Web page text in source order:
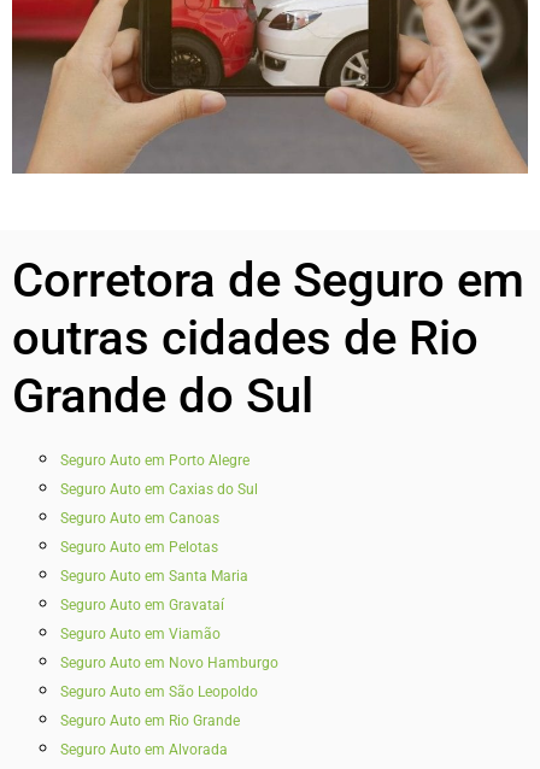
Corretora de Seguro em
outras cidades de Rio
Grande do Sul
Seguro Auto em Porto Alegre
Seguro Auto em Caxias do Sul
Seguro Auto em Canoas
Seguro Auto em Pelotas
Seguro Auto em Santa Maria
Seguro Auto em Gravataí
Seguro Auto em Viamão
Seguro Auto em Novo Hamburgo
Seguro Auto em São Leopoldo
Seguro Auto em Rio Grande
Seguro Auto em Alvorada